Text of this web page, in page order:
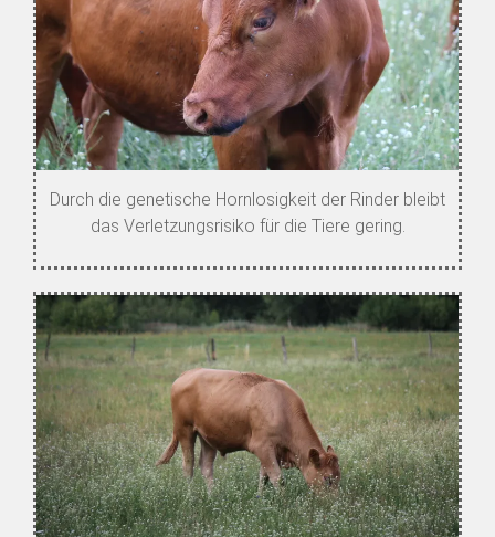
Durch die genetische Hornlosigkeit der Rinder bleibt
das Verletzungsrisiko für die Tiere gering.